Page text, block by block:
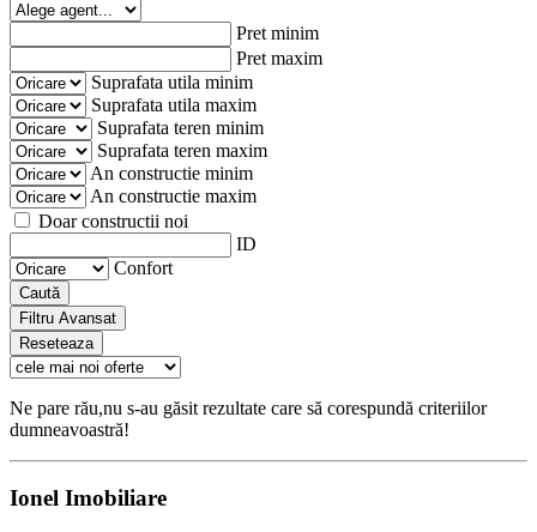
Pret minim
Pret maxim
Suprafata utila minim
Suprafata utila maxim
Suprafata teren minim
Suprafata teren maxim
An constructie minim
An constructie maxim
Doar constructii noi
ID
Confort
Caută
Filtru Avansat
Reseteaza
Ne pare rău,nu s-au găsit rezultate care să corespundă criteriilor
dumneavoastră!
Ionel Imobiliare